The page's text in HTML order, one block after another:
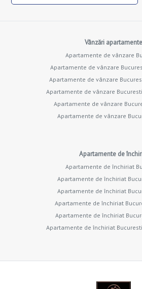
Vânzări apartamente
Apartamente de vânzare
Apartamente de vânzare
Apartamente de vânzare
Apartamente de vânzare
Apartamente de vânzare
Apartamente de vânzare
Apartamente de
Apartamente de închiriat
Apartamente de închiriat
Apartamente de închiriat
Apartamente de închiriat
Apartamente de închiriat
Apartamente de închiriat